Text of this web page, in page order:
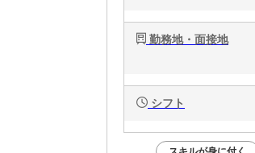
勤務地・面接地
シフト